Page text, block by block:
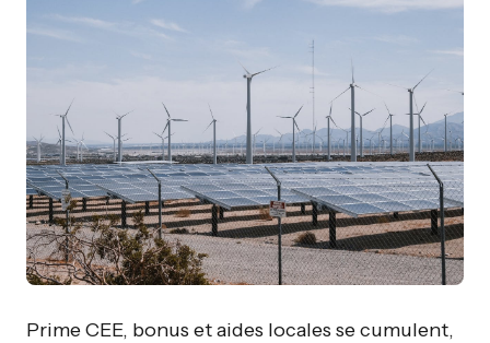
Prime CEE, bonus et aides locales se cumulent,